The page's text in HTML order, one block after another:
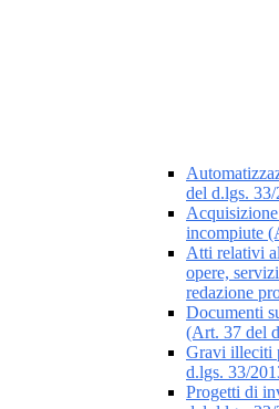
del d.lgs.
incompiute
Atti relativi
opere,
redazione
Documenti
(Art. 37 del
Gravi illeciti
d.lgs. 33/
Progetti di